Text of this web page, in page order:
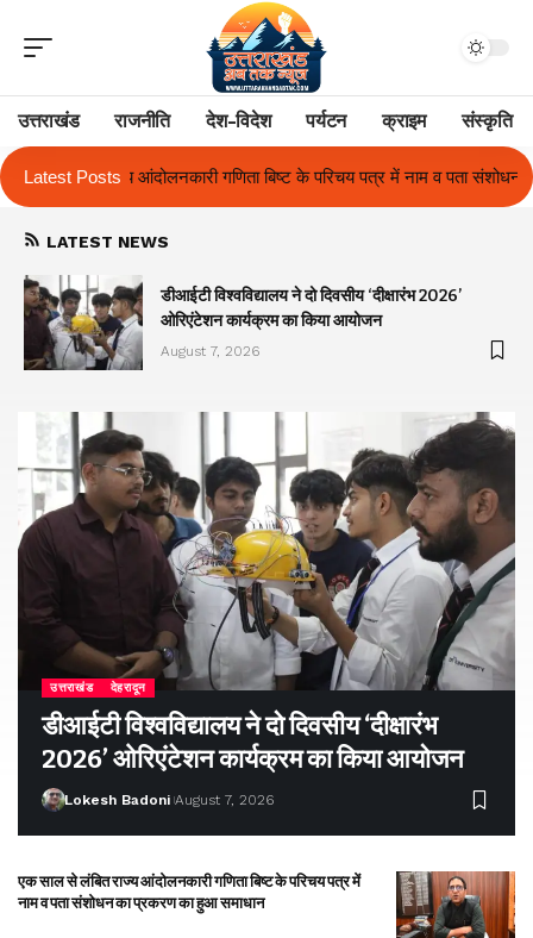
उत्तराखंड राजनीति देश-विदेश पर्यटन क्राइम संस्कृति
Latest Posts
के परिचय पत्र में नाम व पता संशोधन का प्रकरण का हुआ समाधान उत्तराखंड
LATEST NEWS
डीआईटी विश्वविद्यालय ने दो दिवसीय ‘दीक्षारंभ 2026’
ओरिएंटेशन कार्यक्रम का किया आयोजन
August 7, 2026
उत्तराखंड देहरादून
डीआईटी विश्वविद्यालय ने दो दिवसीय ‘दीक्षारंभ
2026’ ओरिएंटेशन कार्यक्रम का किया आयोजन
Lokesh Badoni August 7, 2026
एक साल से लंबित राज्य आंदोलनकारी गणिता बिष्ट के परिचय पत्र में
नाम व पता संशोधन का प्रकरण का हुआ समाधान